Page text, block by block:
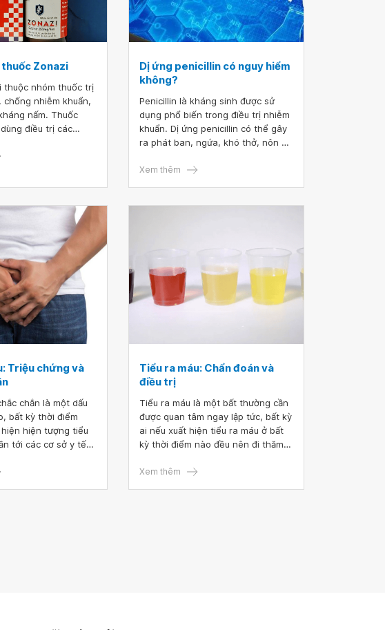
Zonazi
thuộc nhóm thuốc trị
chống nhiễm khuẩn,
nấm. Thuốc
điều trị các
cảm gây ra cho
Dị ứng penicillin có nguy hiểm
không?
Penicillin là kháng sinh được sử
dụng phổ biến trong điều trị nhiễm
khuẩn. Dị ứng penicillin có thể gây
ra phát ban, ngứa, khó thở, nôn ói
phản ứng nghiêm trọng đe dọa tính
Xem thêm
Triệu chứng và
chắn là một dấu
bất kỳ thời điểm
hiện tượng tiểu
tới các cơ sở y tế
Tiểu ra máu: Chẩn đoán và
điều trị
Tiểu ra máu là một bất thường cần
được quan tâm ngay lập tức, bất kỳ
ai nếu xuất hiện tiểu ra máu ở bất
kỳ thời điểm nào đều nên đi thăm
chẩn đoán nguyên nhân và điều trị
Xem thêm